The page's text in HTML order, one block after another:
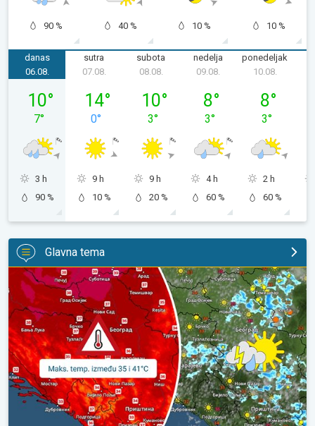
90 % 40 % 10 % 10 %
danas
četvrtak, 06. 08.
06.08.
10°
7°
3 h
90 %
sutra
07.08.
14°
0°
9 h
10 %
subota
08.08.
10°
3°
9 h
20 %
nedelja
09.08.
8°
3°
4 h
60 %
ponedeljak
10.08.
8°
3°
2 h
60 %
Glavna tema
Vruće, ali i malo nestabilnije. Neznatno svežije u subotu. . .